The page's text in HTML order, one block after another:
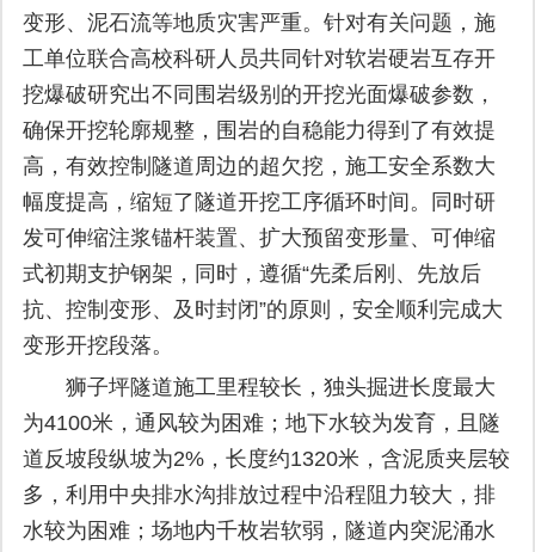
变形、泥石流等地质灾害严重。针对有关问题，施
工单位联合高校科研人员共同针对软岩硬岩互存开
挖爆破研究出不同围岩级别的开挖光面爆破参数，
确保开挖轮廓规整，围岩的自稳能力得到了有效提
高，有效控制隧道周边的超欠挖，施工安全系数大
幅度提高，缩短了隧道开挖工序循环时间。同时研
发可伸缩注浆锚杆装置、扩大预留变形量、可伸缩
式初期支护钢架，同时，遵循“先柔后刚、先放后
抗、控制变形、及时封闭”的原则，安全顺利完成大
变形开挖段落。
狮子坪隧道施工里程较长，独头掘进长度最大
为4100米，通风较为困难；地下水较为发育，且隧
道反坡段纵坡为2%，长度约1320米，含泥质夹层较
多，利用中央排水沟排放过程中沿程阻力较大，排
水较为困难；场地内千枚岩软弱，隧道内突泥涌水